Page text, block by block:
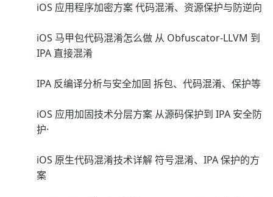
iOS 应用程序加密方案 代码混淆、资源保护与防逆向
iOS 马甲包代码混淆怎么做 从 Obfuscator-LLVM 到
IPA 直接混淆
IPA 反编译分析与安全加固 拆包、代码混淆、保护等
iOS 应用加固技术分层方案 从源码保护到 IPA 安全防
护·
iOS 原生代码混淆技术详解 符号混淆、IPA 保护的方
案